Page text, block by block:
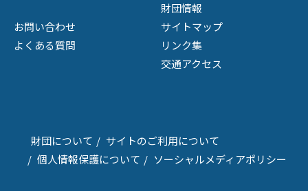
財団情報
お問い合わせ
よくある質問
サイトマップ
リンク集
交通アクセス
財団について
サイトのご利用について
個人情報保護について
ソーシャルメディアポリシー